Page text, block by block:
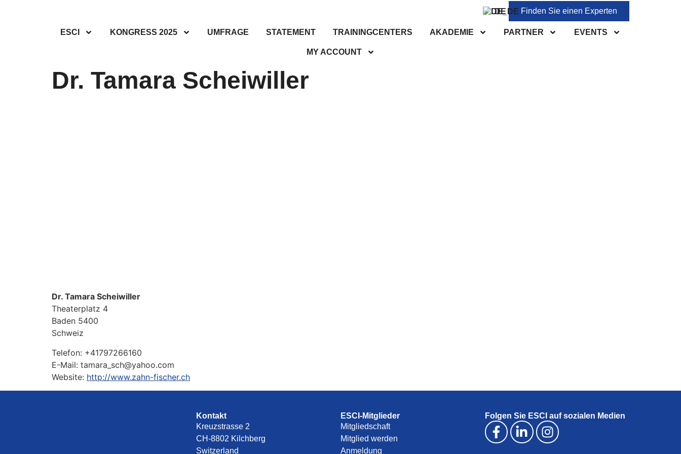
DE Finden Sie einen Experten
ESCI KONGRESS 2025 UMFRAGE STATEMENT TRAININGCENTERS AKADEMIE PARTNER EVENTS
MY ACCOUNT
Dr. Tamara Scheiwiller
Dr. Tamara Scheiwiller
Theaterplatz 4
Baden 5400
Schweiz
Telefon: +41797266160
E-Mail: tamara_sch@yahoo.com
Website: http://www.zahn-fischer.ch
Kontakt
Kreuzstrasse 2
CH-8802 Kilchberg
Switzerland
ESCI-Mitglieder
Mitgliedschaft
Mitglied werden
Anmeldung
Folgen Sie ESCI auf sozialen Medien